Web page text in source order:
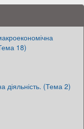
18)
діяльність. (Тема 2)